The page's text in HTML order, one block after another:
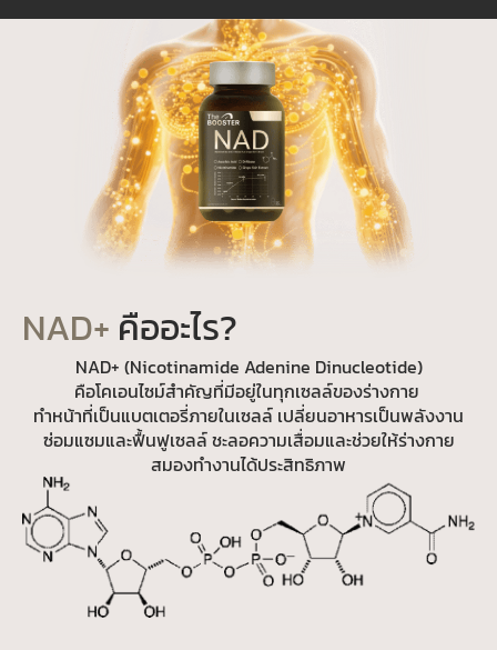
NAD+ คืออะไร?
NAD+ (Nicotinamide Adenine Dinucleotide)
คือโคเอนไซม์สำคัญที่มีอยู่ในทุกเซลล์ของร่างกาย
ทำหน้าที่เป็นแบตเตอรี่ภายในเซลล์ เปลี่ยนอาหารเป็นพลังงาน
ซ่อมแซมและฟื้นฟูเซลล์ ชะลอความเสื่อมและช่วยให้ร่างกาย
สมองทำงานได้ประสิทธิภาพ